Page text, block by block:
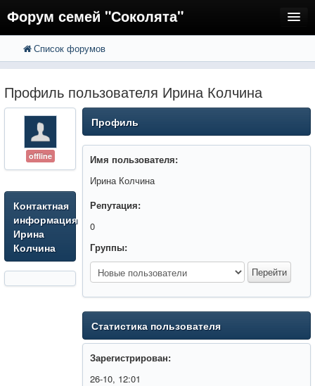
Форум семей "Соколята"
FAQ
Регистрация
Вход
Список форумов
Профиль пользователя Ирина Колчина
offline
Контактная
информация
Ирина
Колчина
Профиль
Имя пользователя:
Ирина Колчина
Репутация:
0
Группы:
Статистика пользователя
Зарегистрирован:
26-10, 12:01